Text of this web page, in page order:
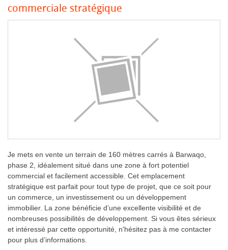
commerciale stratégique
Je mets en vente un terrain de 160 mètres carrés à Barwaqo,
phase 2, idéalement situé dans une zone à fort potentiel
commercial et facilement accessible. Cet emplacement
stratégique est parfait pour tout type de projet, que ce soit pour
un commerce, un investissement ou un développement
immobilier. La zone bénéficie d’une excellente visibilité et de
nombreuses possibilités de développement. Si vous êtes sérieux
et intéressé par cette opportunité, n'hésitez pas à me contacter
pour plus d’informations.